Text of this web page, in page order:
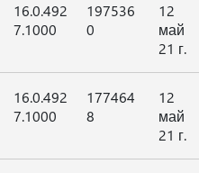
16.0.492
7.1000
197536
0
12
май
21 г.
16.0.492
7.1000
177464
8
12
май
21 г.